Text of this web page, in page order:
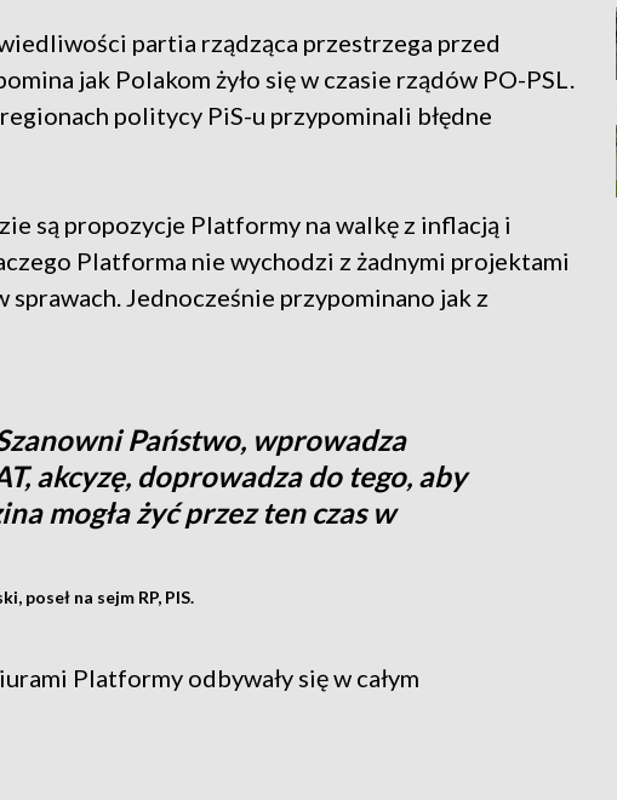
partia rządząca przestrzega przed
jak Polakom żyło się w czasie rządów PO-PSL.
politycy PiS-u przypominali błędne
są propozycje Platformy na walkę z inflacją i
Platforma nie wychodzi z żadnymi projektami
sprawach. Jednocześnie przypominano jak z
Państwo, wprowadza
akcyzę, doprowadza do tego, aby
mogła żyć przez ten czas w
poseł na sejm RP, PIS.
Platformy odbywały się w całym